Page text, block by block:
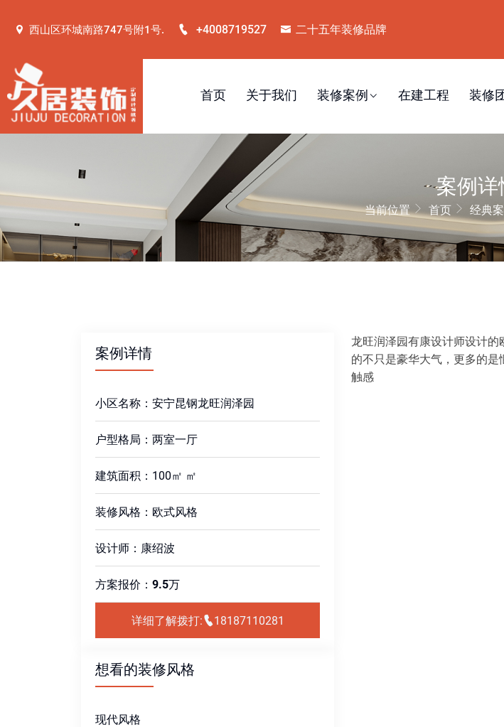
西山区环城南路747号附1号. +4008719527 二十五年装修品牌
首页 关于我们 装修案例 在建工程 装修
案例详
当前位置 首页 经典
案例详情
小区名称：安宁昆钢龙旺润泽园
户型格局：两室一厅
建筑面积：100㎡ ㎡
装修风格：欧式风格
设计师：康绍波
方案报价： 9.5万
详细了解拨打: 18187110281
想看的装修风格
现代风格
龙旺润泽园有康设计师设计
的不只是豪华大气，更多的
触感